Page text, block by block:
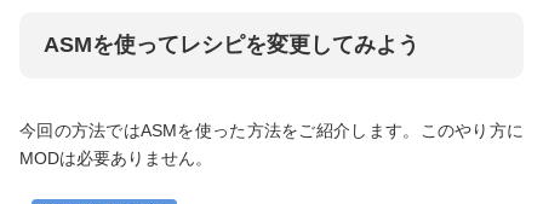
ASMを使ってレシピを変更してみよう
今回の方法ではASMを使った方法をご紹介します。このやり方に
MODは必要ありません。